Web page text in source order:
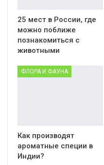
25 мест в России, где
можно поближе
познакомиться с
животными
ФЛОРА И ФАУНА
Как производят
ароматные специи в
Индии?